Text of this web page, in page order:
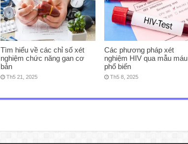
Tìm hiểu về các chỉ số xét
nghiệm chức năng gan cơ
bản
Th5 21, 2025
Các phương pháp xét
nghiệm HIV qua mẫu máu
phổ biến
Th5 8, 2025